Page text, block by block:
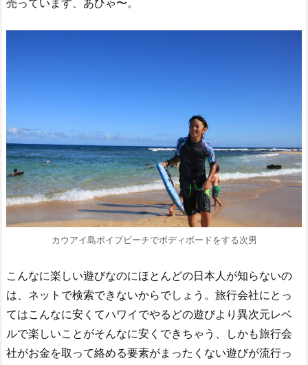
売っています、あひゃ〜。
カウアイ島ポイプビーチでボディボードをする次男
こんなに楽しい遊びなのにほとんどの日本人が知らないの
は、ネットで検索できないからでしょう。旅行会社にとっ
てはこんなに安くてハワイでやるどの遊びより異次元レベ
ルで楽しいことがそんなに安くできちゃう、しかも旅行会
社がお金を取って絡める要素がまったくない遊びが流行っ